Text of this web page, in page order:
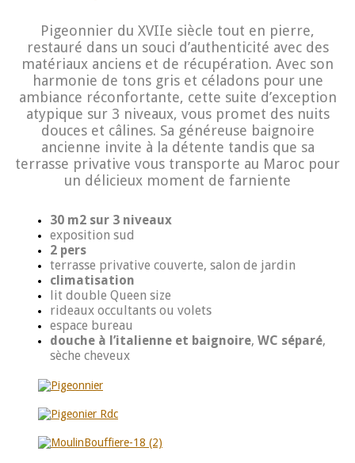
Pigeonnier du XVIIe siècle tout en pierre,
restauré dans un souci d’authenticité avec des
matériaux anciens et de récupération. Avec son
harmonie de tons gris et céladons pour une
ambiance réconfortante, cette suite d’exception
atypique sur 3 niveaux, vous promet des nuits
douces et câlines. Sa généreuse baignoire
ancienne invite à la détente tandis que sa
terrasse privative vous transporte au Maroc pour
un délicieux moment de farniente
30 m2 sur 3 niveaux
exposition sud
2 pers
terrasse privative couverte, salon de jardin
climatisation
lit double Queen size
rideaux occultants ou volets
espace bureau
douche à l’italienne et baignoire, WC séparé,
sèche cheveux